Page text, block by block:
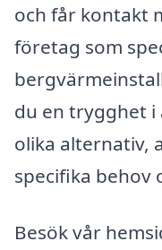
och får kontakt
företag som
du en trygghet i
olika alternativ,
specifika behov
Besök vår